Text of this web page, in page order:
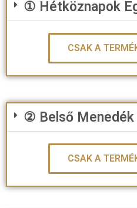
① Hétköznapok
CSAK A
② Belső Menedék
CSAK A